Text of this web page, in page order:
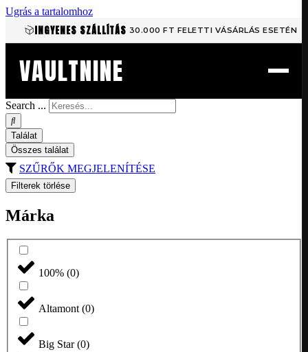
Ugrás a tartalomhoz
INGYENES SZÁLLÍTÁS 30.000 FT FELETTI VÁSÁRLÁS ESETÉN
VAULTNINE
Search ...
Találat
Összes találat
SZŰRŐK MEGJELENÍTÉSE
Filterek törlése
Márka
100% (0)
Altamont(0)
Big Star(0)